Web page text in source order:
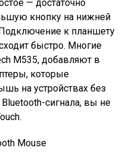
— достаточно
кнопку на нижней
к планшету
быстро. Многие
M535, добавляют в
которые
на устройствах без
сигнала, вы не